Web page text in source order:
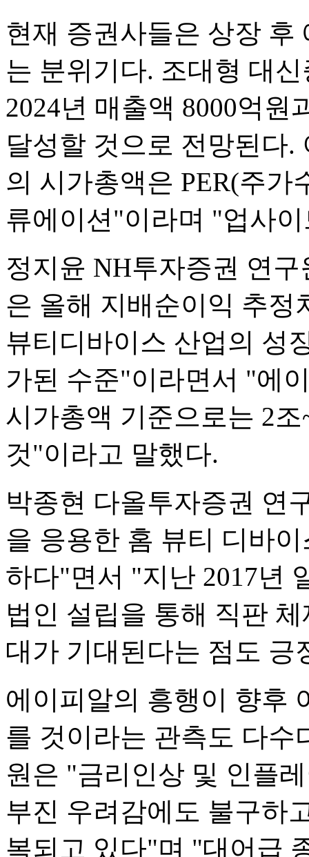
현재 증권사들은 상장 후
는 분위기다. 조대형 대
2024년 매출액 8000억원
달성할 것으로 전망된다.
의 시가총액은 PER(주가
류에이션"이라며 "업사
정지윤 NH투자증권 연
은 올해 지배순이익 추정
뷰티디바이스 산업의 성
가된 수준"이라면서 "에
시가총액 기준으로는 2
것"이라고 말했다.
박종현 다올투자증권 연
을 응용한 홈 뷰티 디바
하다"면서 "지난 2017년
법인 설립을 통해 직판
대가 기대된다는 점도
에이피알의 흥행이 향후
를 것이라는 관측도 다수
원은 "금리인상 및 인플
부진 우려감에도 불구하
복되고 있다"며 "대어급